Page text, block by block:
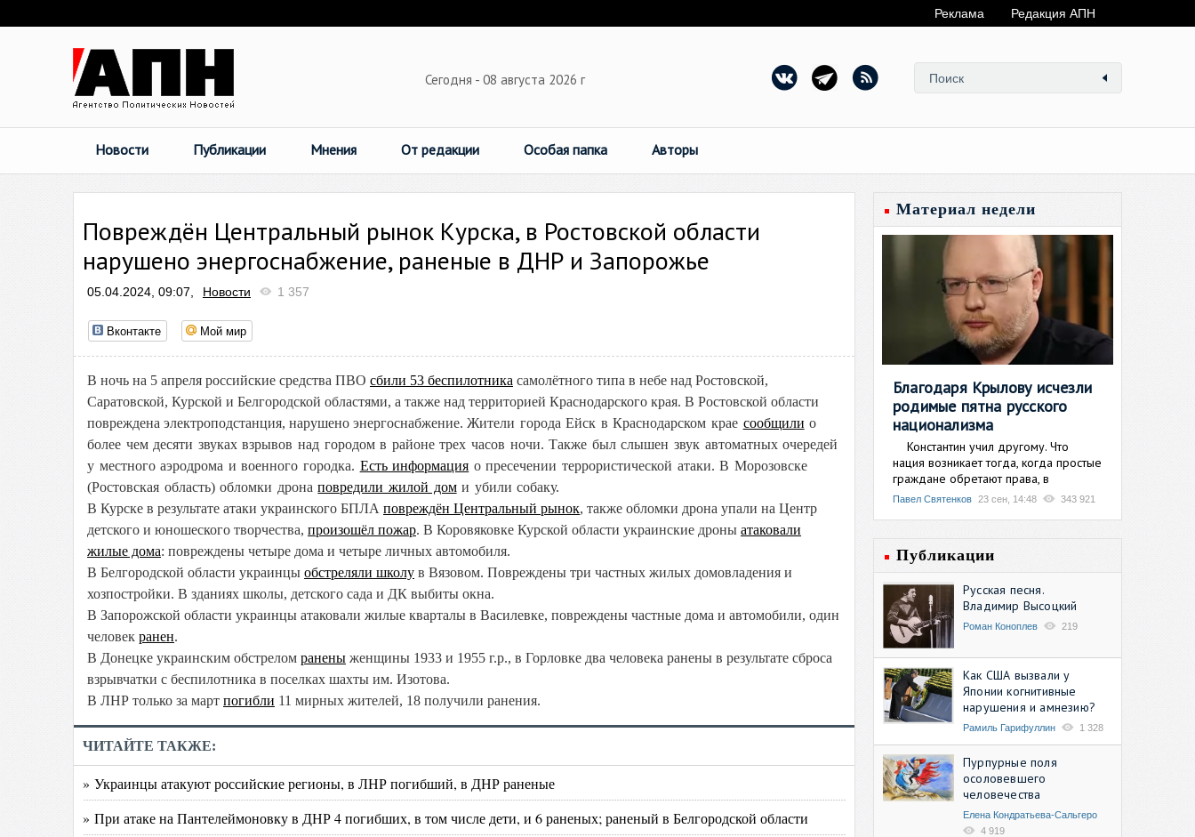
Реклама Редакция АПН
Сегодня - 08 августа 2026 г
Новости Публикации Мнения От редакции Особая папка Авторы
Повреждён Центральный рынок Курска, в Ростовской области
нарушено энергоснабжение, раненые в ДНР и Запорожье
05.04.2024, 09:07, Новости 1 357
Вконтакте Мой мир
В ночь на 5 апреля российские средства ПВО сбили 53 беспилотника самолётного типа в небе над Ростовской,
Саратовской, Курской и Белгородской областями, а также над территорией Краснодарского края. В Ростовской области
повреждена электроподстанция, нарушено энергоснабжение. Жители города Ейск в Краснодарском крае сообщили о
более чем десяти звуках взрывов над городомв районе трех часов ночи. Также был слышен звук автоматных очередей
у местного аэродрома и военного городка. Есть информация о пресечении террористической атаки. В Морозовске
(Ростовская область) обломки дронаповредили жилой доми убили собаку.
В Курске в результате атаки украинского БПЛА повреждён Центральный рынок, также обломки дрона упали на Центр
детского и юношеского творчества, произошёл пожар. В Коровяковке Курской области украинские дроны атаковали
жилые дома: повреждены четыре дома и четыре личных автомобиля.
В Белгородской области украинцы обстреляли школу в Вязовом. Повреждены три частных жилых домовладения и
хозпостройки. В зданиях школы, детского сада и ДК выбиты окна.
В Запорожской области украинцы атаковали жилые кварталы в Василевке, повреждены частные дома и автомобили, один
человек ранен.
В Донецке украинским обстрелом ранены женщины 1933 и 1955 г.р., в Горловке два человека ранены в результате сброса
взрывчатки с беспилотника в поселках шахты им. Изотова.
В ЛНР только за март погибли 11 мирных жителей, 18 получили ранения.
ЧИТАЙТЕ ТАКЖЕ:
» Украинцы атакуют российские регионы, в ЛНР погибший, в ДНР раненые
» При атаке на Пантелеймоновку в ДНР 4 погибших, в том числе дети, и 6 раненых; раненый в Белгородской области
Материал недели
Благодаря Крылову исчезли
родимые пятна русского
национализма
Константин учил другому. Что
нация возникает тогда, когда простые
граждане обретают права, в
Павел Святенков 23 сен, 14:48 343 921
Публикации
Русская песня.
Владимир Высоцкий
Роман Коноплев 219
Как США вызвали у
Японии когнитивные
нарушения и амнезию?
Рамиль Гарифуллин 1 328
Пурпурные поля
осоловевшего
человечества
Елена Кондратьева-Сальгеро
4 919